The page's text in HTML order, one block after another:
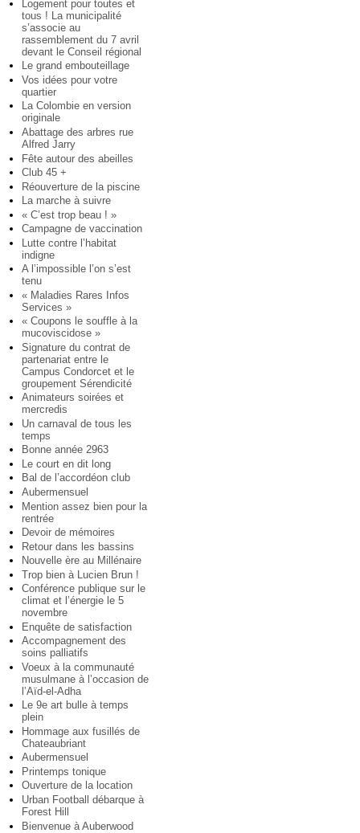
Logement pour toutes et
tous ! La municipalité
s’associe au
rassemblement du 7 avril
devant le Conseil régional
Le grand embouteillage
Vos idées pour votre
quartier
La Colombie en version
originale
Abattage des arbres rue
Alfred Jarry
Fête autour des abeilles
Club 45 +
Réouverture de la piscine
La marche à suivre
« C’est trop beau ! »
Campagne de vaccination
Lutte contre l’habitat
indigne
A l’impossible l’on s’est
tenu
« Maladies Rares Infos
Services »
« Coupons le souffle à la
mucoviscidose »
Signature du contrat de
partenariat entre le
Campus Condorcet et le
groupement Sérendicité
Animateurs soirées et
mercredis
Un carnaval de tous les
temps
Bonne année 2963
Le court en dit long
Bal de l’accordéon club
Aubermensuel
Mention assez bien pour la
rentrée
Devoir de mémoires
Retour dans les bassins
Nouvelle ère au Millénaire
Trop bien à Lucien Brun !
Conférence publique sur le
climat et l’énergie le 5
novembre
Enquête de satisfaction
Accompagnement des
soins palliatifs
Voeux à la communauté
musulmane à l’occasion de
l’Aïd-el-Adha
Le 9e art bulle à temps
plein
Hommage aux fusillés de
Chateaubriant
Aubermensuel
Printemps tonique
Ouverture de la location
Urban Football débarque à
Forest Hill
Bienvenue à Auberwood